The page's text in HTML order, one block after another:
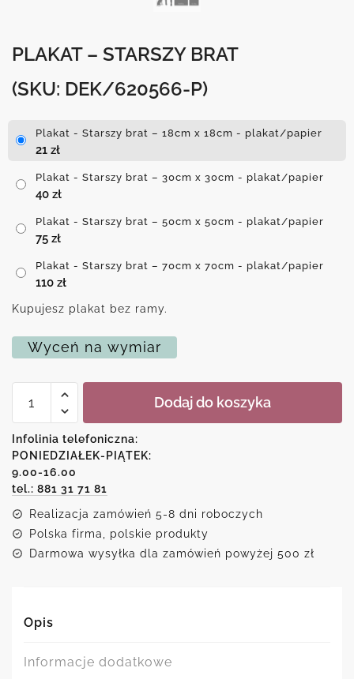
PLAKAT – STARSZY BRAT
(SKU: DEK/620566-P)
Plakat - Starszy brat – 18cm x 18cm - plakat/papier
21 zł
Plakat - Starszy brat – 30cm x 30cm - plakat/papier
40 zł
Plakat - Starszy brat – 50cm x 50cm - plakat/papier
75 zł
Plakat - Starszy brat – 70cm x 70cm - plakat/papier
110 zł
Kupujesz plakat bez ramy.
Wyceń na wymiar
Plakat
brat
Dodaj do koszyka
Infolinia telefoniczna:
PONIEDZIAŁEK-PIĄTEK:
9.00-16.00
tel.: 881 31 71 81
Realizacja zamówień 5-8 dni roboczych
Polska firma, polskie produkty
Darmowa wysyłka dla zamówień powyżej 500 zł
Opis
Informacje dodatkowe